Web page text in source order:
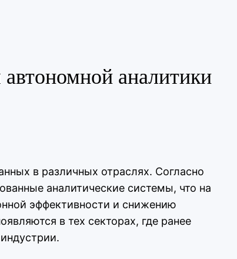
аналитики
в различных отраслях. Согласно
аналитические системы, что на
эффективности и снижению
в тех секторах, где ранее